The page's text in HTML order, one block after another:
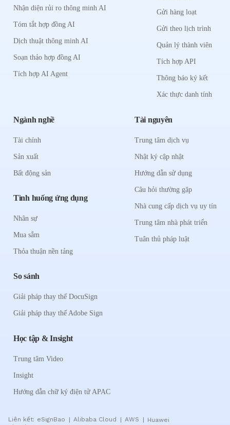
Nhận diện rủi ro thông minh AI
Tóm tắt hợp đồng AI
Dịch thuật thông minh AI
Soạn thảo hợp đồng AI
Tích hợp AI Agent
Gửi hàng loạt
Gửi theo lịch trình
Quản lý thành viên
Tích hợp API
Thông báo ký kết
Xác thực danh tính
Ngành nghề
Tài chính
Sản xuất
Bất động sản
Tình huống ứng dụng
Nhân sự
Mua sắm
Thỏa thuận nền tảng
So sánh
Giải pháp thay thế DocuSign
Giải pháp thay thế Adobe Sign
Tài nguyên
Trung tâm dịch vụ
Nhật ký cập nhật
Hướng dẫn sử dụng
Câu hỏi thường gặp
Nhà cung cấp dịch vụ uy tín
Trung tâm nhà phát triển
Tuân thủ pháp luật
Học tập & Insight
Trung tâm Video
Insight
Hướng dẫn chữ ký điện tử APAC
Liên kết: eSignBao Alibaba Cloud AWS
Huawei